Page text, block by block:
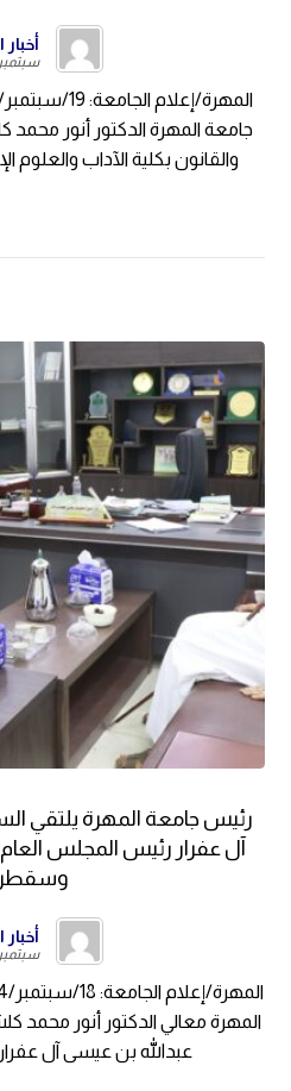
سبتمبر 19,
جامعة المهرة الدكتور أنور
والقانون بكلية الآداب والعلوم
رئيس جامعة المهرة يلتقي
آل عفرار رئيس المجلس
سبتمبر 18,
المهرة معالي الدكتور أنور محمد
عبدالله بن عيسى آل